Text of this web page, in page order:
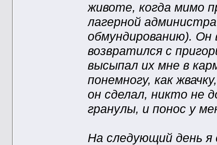
животе, когда мимо
лагерной
обмундированию). Он
возвратился с
высыпал их мне в
понемногу, как
он сделал, никто не
гранулы, и понос у
На следующий день